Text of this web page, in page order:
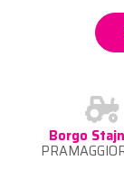
Borgo